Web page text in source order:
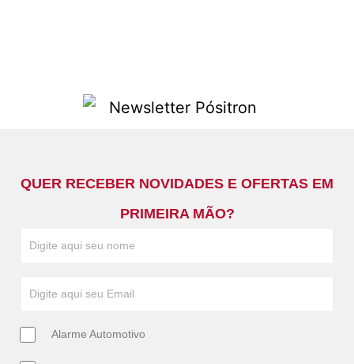
QUER RECEBER NOVIDADES E OFERTAS EM
PRIMEIRA MÃO?
Alarme Automotivo